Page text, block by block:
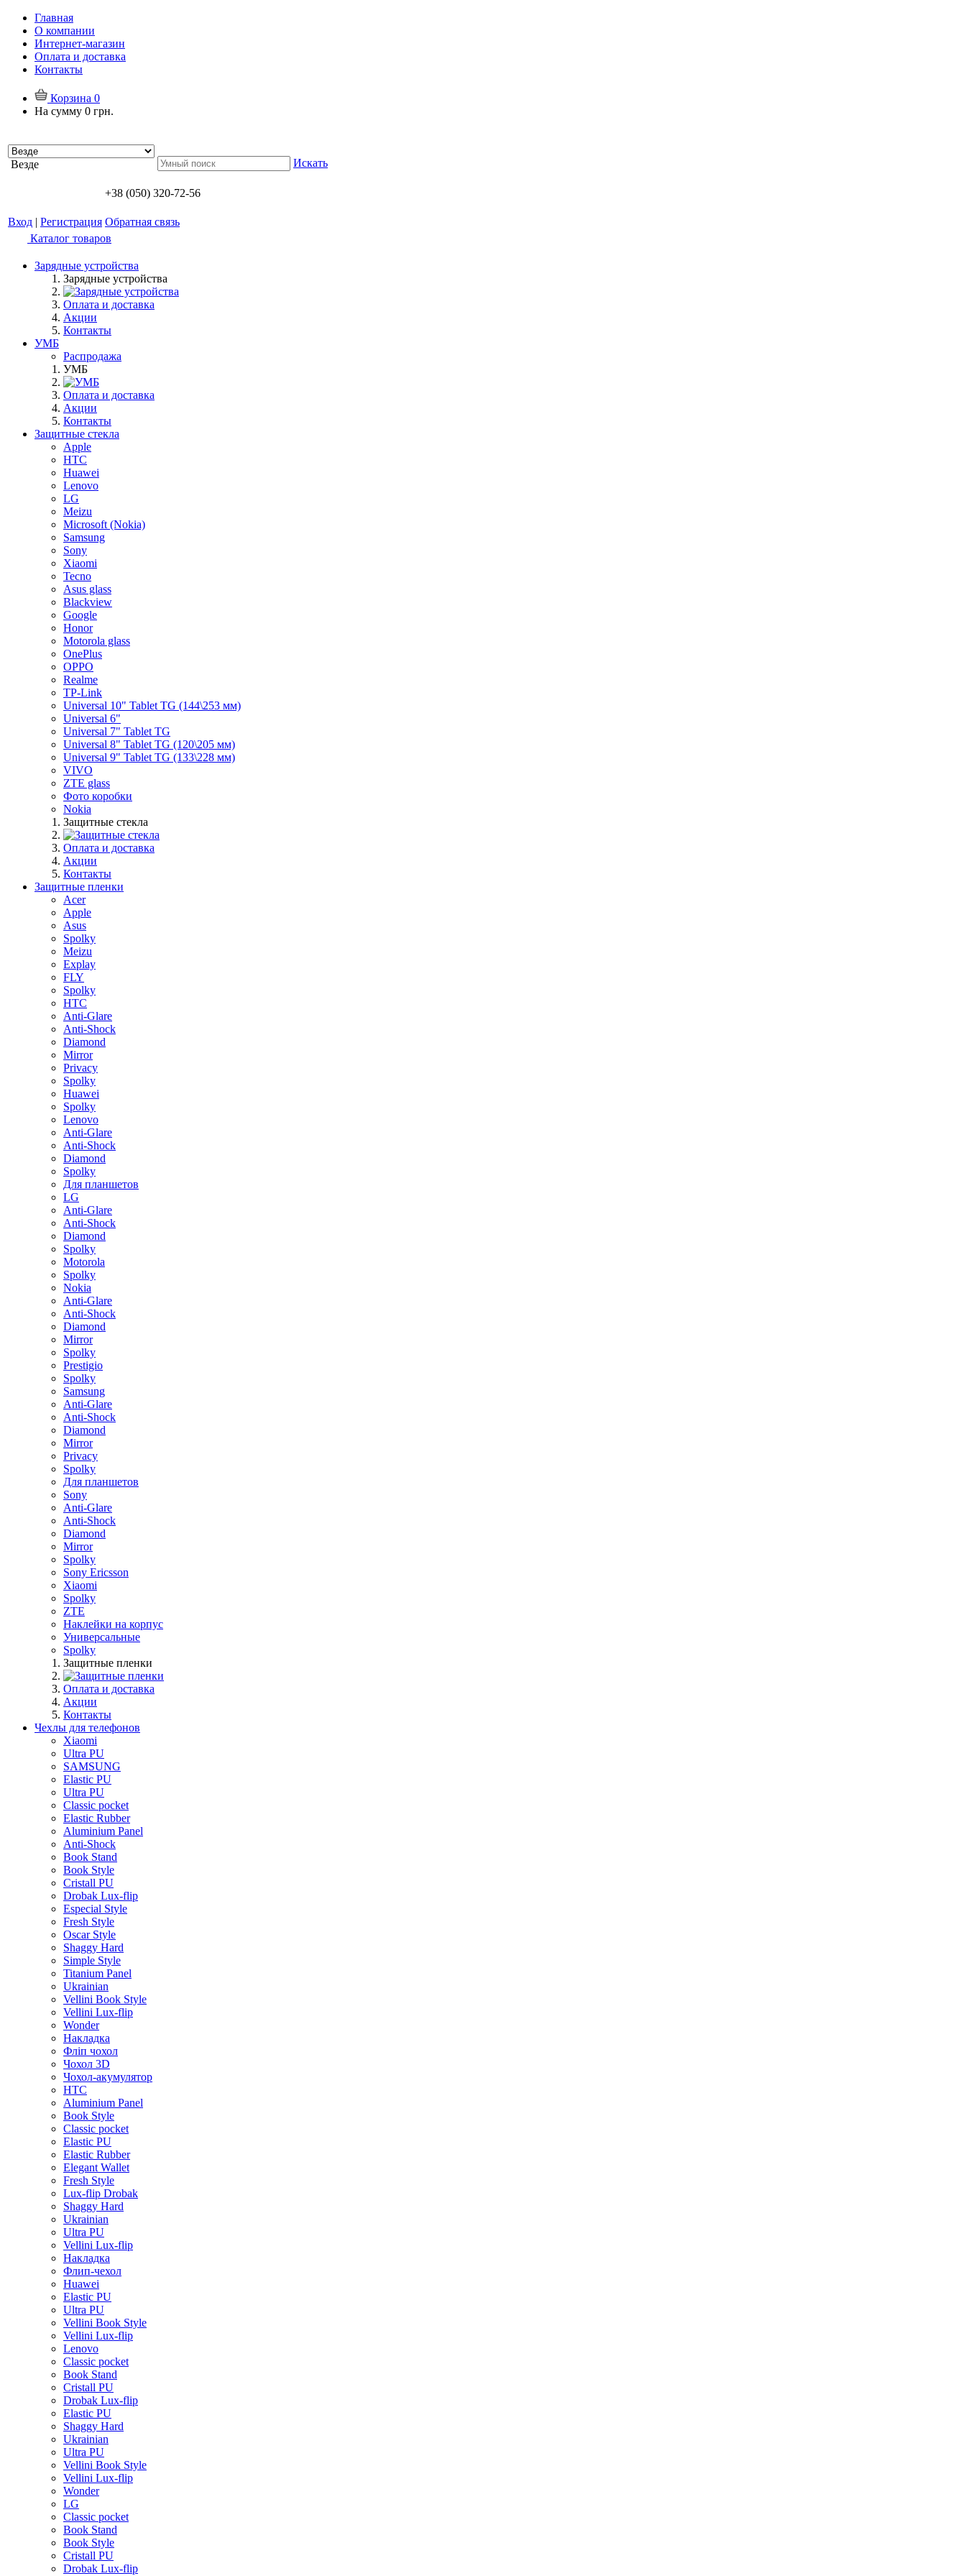
Главная
О компании
Интернет-магазин
Оплата и доставка
Контакты
Корзина 0
На сумму 0 грн.
Везде Искать
+38 (050) 320-72-56
Вход | Регистрация Обратная связь
Каталог товаров
Зарядные устройства
Зарядные устройства
Оплата и доставка
Акции
Контакты
УМБ
Распродажа
УМБ
Оплата и доставка
Акции
Контакты
Защитные стекла
Apple
HTC
Huawei
Lenovo
LG
Meizu
Microsoft (Nokia)
Samsung
Sony
Xiaomi
Tecno
Asus glass
Blackview
Google
Honor
Motorola glass
OnePlus
OPPO
Realme
TP-Link
Universal 10" Tablet TG (144\253 мм)
Universal 6"
Universal 7" Tablet TG
Universal 8" Tablet TG (120\205 мм)
Universal 9" Tablet TG (133\228 мм)
VIVO
ZTE glass
Фото коробки
Nokia
Защитные стекла
Оплата и доставка
Акции
Контакты
Защитные пленки
Acer
Apple
Asus
Spolky
Meizu
Explay
FLY
Spolky
HTC
Anti-Glare
Anti-Shock
Diamond
Mirror
Privacy
Spolky
Huawei
Spolky
Lenovo
Anti-Glare
Anti-Shock
Diamond
Spolky
Для планшетов
LG
Anti-Glare
Anti-Shock
Diamond
Spolky
Motorola
Spolky
Nokia
Anti-Glare
Anti-Shock
Diamond
Mirror
Spolky
Prestigio
Spolky
Samsung
Anti-Glare
Anti-Shock
Diamond
Mirror
Privacy
Spolky
Для планшетов
Sony
Anti-Glare
Anti-Shock
Diamond
Mirror
Spolky
Sony Ericsson
Xiaomi
Spolky
ZTE
Наклейки на корпус
Универсальные
Spolky
Защитные пленки
Оплата и доставка
Акции
Контакты
Чехлы для телефонов
Xiaomi
Ultra PU
SAMSUNG
Elastic PU
Ultra PU
Classic pocket
Elastic Rubber
Aluminium Panel
Anti-Shock
Book Stand
Book Style
Cristall PU
Drobak Lux-flip
Especial Style
Fresh Style
Oscar Style
Shaggy Hard
Simple Style
Titanium Panel
Ukrainian
Vellini Book Style
Vellini Lux-flip
Wonder
Накладка
Фліп чохол
Чохол 3D
Чохол-акумулятор
HTC
Aluminium Panel
Book Style
Classic pocket
Elastic PU
Elastic Rubber
Elegant Wallet
Fresh Style
Lux-flip Drobak
Shaggy Hard
Ukrainian
Ultra PU
Vellini Lux-flip
Накладка
Флип-чехол
Huawei
Elastic PU
Ultra PU
Vellini Book Style
Vellini Lux-flip
Lenovo
Classic pocket
Book Stand
Cristall PU
Drobak Lux-flip
Elastic PU
Shaggy Hard
Ukrainian
Ultra PU
Vellini Book Style
Vellini Lux-flip
Wonder
LG
Classic pocket
Book Stand
Book Style
Cristall PU
Drobak Lux-flip